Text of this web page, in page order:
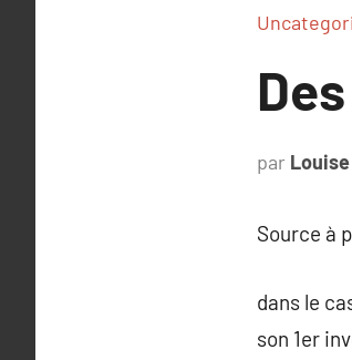
par
Source à
dans le
son 1er